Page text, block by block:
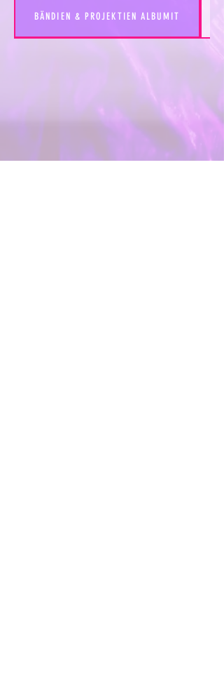
BÄNDIEN & PROJEKTIEN ALBUMIT